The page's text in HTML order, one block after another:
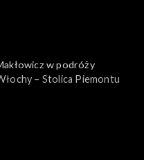
w podróży
– Stolica Piemontu